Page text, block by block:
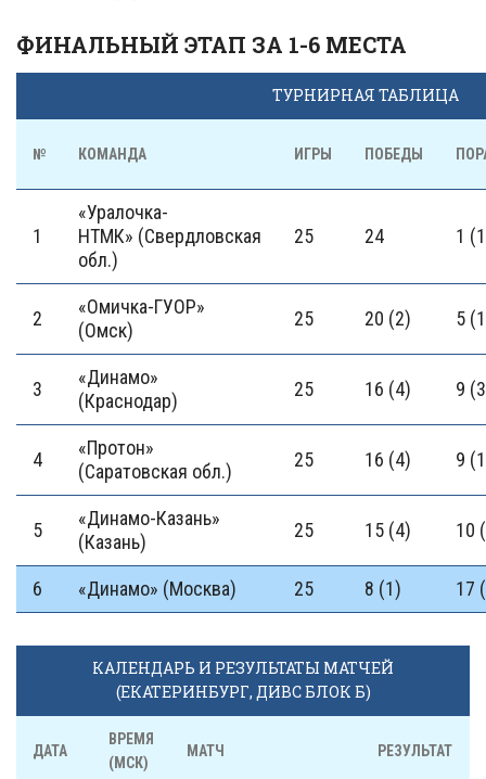
ФИНАЛЬНЫЙ ЭТАП ЗА 1-6 МЕСТА
ТУРНИРНАЯ ТАБЛИЦА
№ КОМАНДА ИГРЫ ПОБЕДЫ
1
«Уралочка-
НТМК» (Свердловская
обл.)
25 24 1
2
«Омичка-ГУОР»
(Омск)
25 20 (2) 5
3
«Динамо»
(Краснодар)
25 16 (4) 9
4
«Протон»
(Саратовская обл.)
25 16 (4) 9
5
«Динамо-Казань»
(Казань)
25 15 (4) 10
6 «Динамо» (Москва) 25 8 (1) 17
КАЛЕНДАРЬ И РЕЗУЛЬТАТЫ МАТЧЕЙ
(ЕКАТЕРИНБУРГ, ДИВС БЛОК Б)
ДАТА
ВРЕМЯ
(МСК)
МАТЧ РЕЗУЛЬТАТ